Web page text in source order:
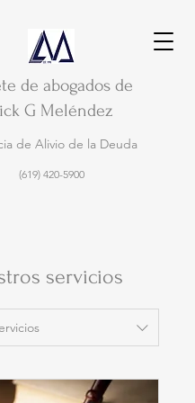
de abogados de
G Meléndez
de Alivio de la Deuda
(619) 420-5900
servicios